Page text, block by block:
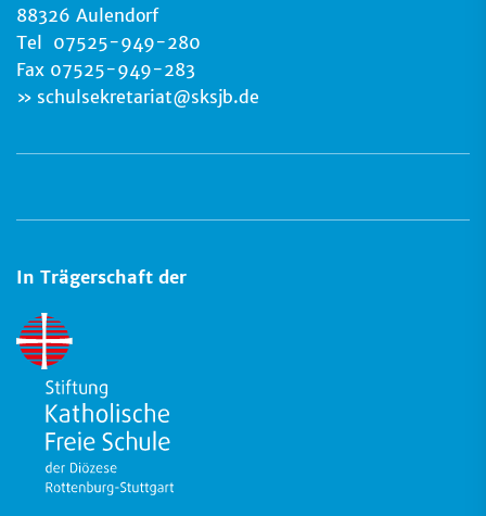
88326 Aulendorf
Tel 07525-949-280
Fax 07525-949-283
schulsekretariat@sksjb.de
In Trägerschaft der